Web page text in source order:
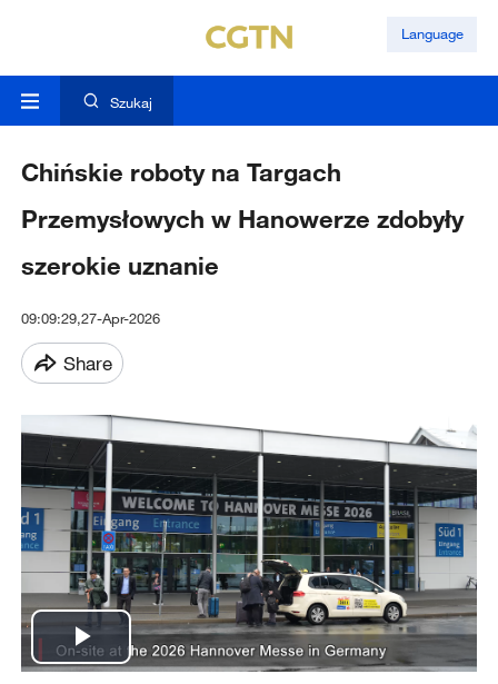
Language
Szukaj
Chińskie roboty na Targach
Przemysłowych w Hanowerze zdobyły
szerokie uznanie
09:09:29,27-Apr-2026
Share
Play